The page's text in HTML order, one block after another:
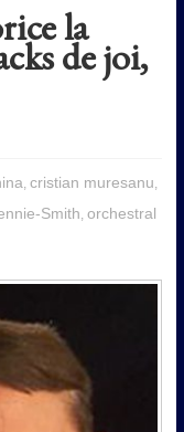
la
de joi,
cristian muresanu
Smith orchestral